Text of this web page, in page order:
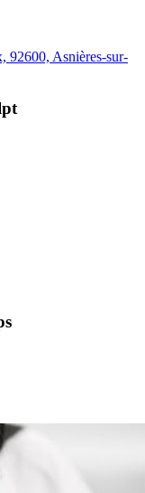
92600, Asnières-sur-